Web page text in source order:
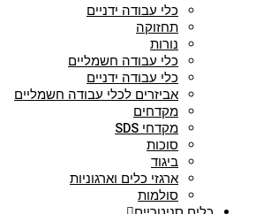
כלי עבודה ידניים
תחזוקה
נורות
כלי עבודה חשמליים
כלי עבודה ידניים
אביזרים לכלי עבודה חשמליים
מקדחים
מקדחי SDS
סוכות
ביגוד
ארגזי כלים וארגוניות
סולמות